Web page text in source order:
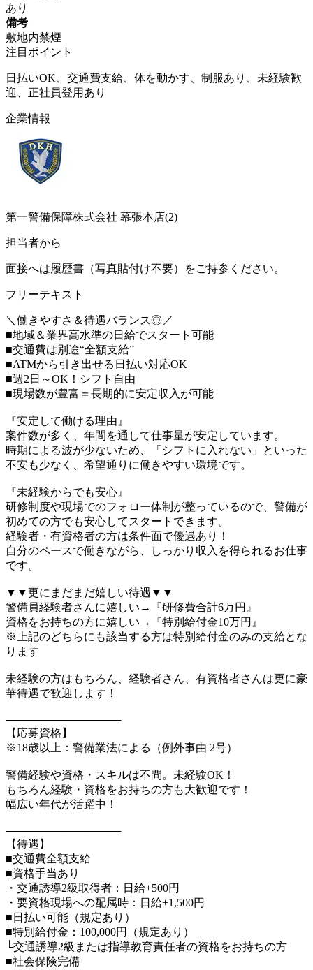
あり
備考
敷地内禁煙
注目ポイント
日払いOK、交通費支給、体を動かす、制服あり、未経験歓
迎、正社員登用あり
企業情報
第一警備保障株式会社 幕張本店(2)
担当者から
面接へは履歴書（写真貼付け不要）をご持参ください。
フリーテキスト
＼働きやすさ＆待遇バランス◎／
■地域＆業界高水準の日給でスタート可能
■交通費は別途“全額支給”
■ATMから引き出せる日払い対応OK
■週2日～OK！シフト自由
■現場数が豊富＝長期的に安定収入が可能
『安定して働ける理由』
案件数が多く、年間を通して仕事量が安定しています。
時期による波が少ないため、「シフトに入れない」といった
不安も少なく、希望通りに働きやすい環境です。
『未経験からでも安心』
研修制度や現場でのフォロー体制が整っているので、警備が
初めての方でも安心してスタートできます。
経験者・有資格者の方は条件面で優遇あり！
自分のペースで働きながら、しっかり収入を得られるお仕事
です。
▼▼更にまだまだ嬉しい待遇▼▼
警備員経験者さんに嬉しい→『研修費合計6万円』
資格をお持ちの方に嬉しい→『特別給付金10万円』
※上記のどちらにも該当する方は特別給付金のみの支給とな
ります
未経験の方はもちろん、経験者さん、有資格者さんは更に豪
華待遇で歓迎します！
───────────────
【応募資格】
※18歳以上：警備業法による（例外事由 2号）
警備経験や資格・スキルは不問。未経験OK！
もちろん経験・資格をお持ちの方も大歓迎です！
幅広い年代が活躍中！
───────────────
【待遇】
■交通費全額支給
■資格手当あり
・交通誘導2級取得者：日給+500円
・要資格現場への配属時：日給+1,500円
■日払い可能（規定あり）
■特別給付金：100,000円（規定あり）
└交通誘導2級または指導教育責任者の資格をお持ちの方
■社会保険完備